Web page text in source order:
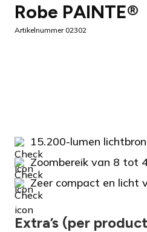
Robe PAINTE®
Artikelnummer 02302
15.200-lumen lichtbron
Zoombereik van 8 tot
Zeer compact en licht
Extra’s (per